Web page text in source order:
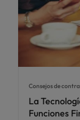
Consejos de
La
Funciones